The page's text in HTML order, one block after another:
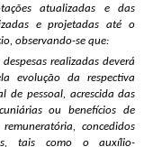
atualizadas e das
e projetadas até o
observando-se que:
realizadas deverá
evolução da respectiva
de pessoal, acrescida das
ou benefícios de
concedidos
tais como o auxílio-